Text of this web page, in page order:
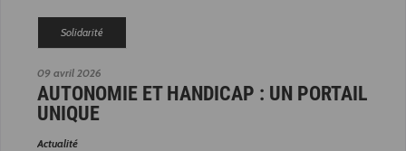
09 avril 2026
Solidarité
AUTONOMIE ET HANDICAP : UN PORTAIL
UNIQUE
Actualité